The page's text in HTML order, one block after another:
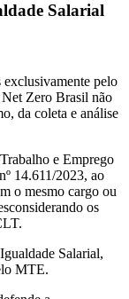
Salarial
exclusivamente pelo
Zero Brasil não
da coleta e análise
e Emprego
14.611/2023, ao
o mesmo cargo ou
os
Salarial,
MTE.